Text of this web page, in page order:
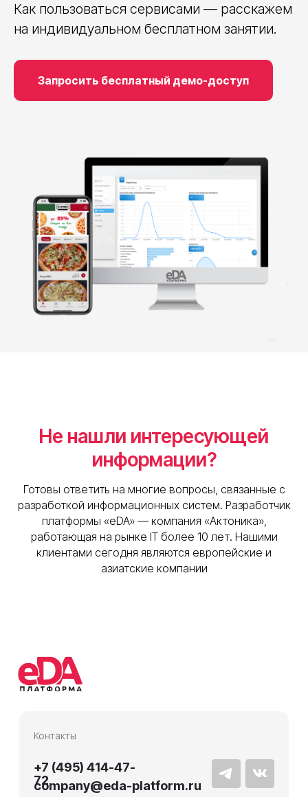
Как пользоваться сервисами — расскажем
на индивидуальном бесплатном занятии.
Запросить бесплатный демо-доступ
Не нашли интересующей
информации?
Готовы ответить на многие вопросы, связанные с
разработкой информационных систем. Разработчик
платформы «eDA» — компания «Актоника»,
работающая на рынке IT более 10 лет. Нашими
клиентами сегодня являются европейские и
азиатские компании